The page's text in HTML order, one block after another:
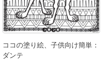
ココの塗り絵、子供向け簡単：
ダンテ